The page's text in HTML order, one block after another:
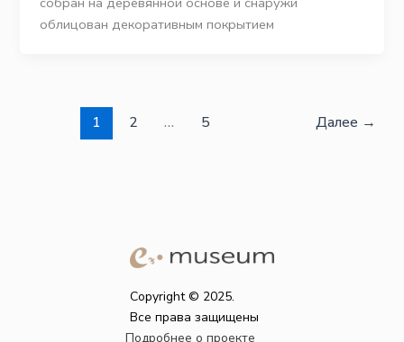
облицован декоративным покрытием
1 2 … 5 Далее →
Copyright © 2025.
Все права защищены
Подробнее о проекте